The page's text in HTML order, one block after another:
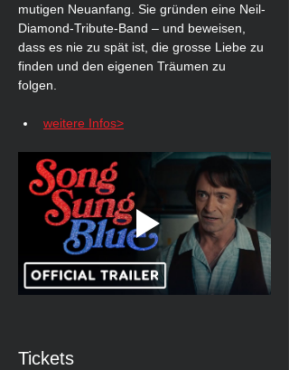
mutigen Neuanfang. Sie gründen eine Neil-
Diamond-Tribute-Band – und beweisen,
dass es nie zu spät ist, die grosse Liebe zu
finden und den eigenen Träumen zu
folgen.
weitere Infos>
Tickets